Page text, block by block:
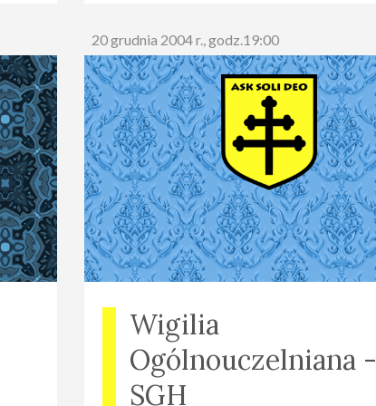
20 grudnia 2004 r., godz.19:00
Wigilia
Ogólnouczelniana -
SGH